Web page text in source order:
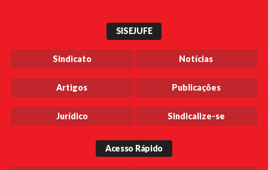
SISEJUFE
Sindicato Notícias
Artigos Publicações
Jurídico Sindicalize-se
Acesso Rápido